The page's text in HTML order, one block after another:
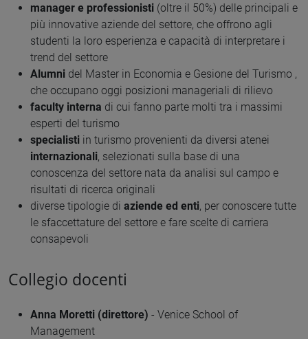
manager e professionisti (oltre il 50%) delle principali e
più innovative aziende del settore, che offrono agli
studenti la loro esperienza e capacità di interpretare i
trend del settore
Alumni del Master in Economia e Gesione del Turismo ,
che occupano oggi posizioni manageriali di rilievo
faculty interna di cui fanno parte molti tra i massimi
esperti del turismo
specialisti in turismo provenienti da diversi atenei
internazionali, selezionati sulla base di una
conoscenza del settore nata da analisi sul campo e
risultati di ricerca originali
diverse tipologie di aziende ed enti, per conoscere tutte
le sfaccettature del settore e fare scelte di carriera
consapevoli
Collegio docenti
Anna Moretti (direttore) - Venice School of
Management